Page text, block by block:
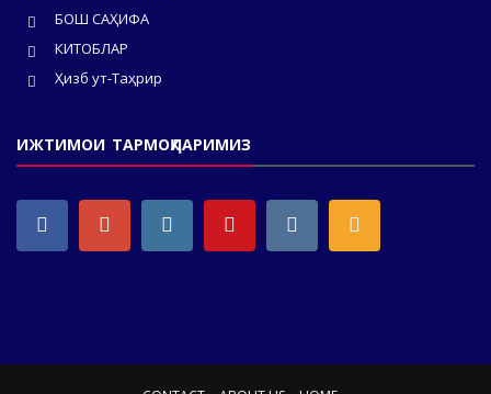
БОШ САҲИФА
КИТОБЛАР
Ҳизб ут-Таҳрир
ИЖТИМОИ ТАРМОҚЛАРИМИЗ